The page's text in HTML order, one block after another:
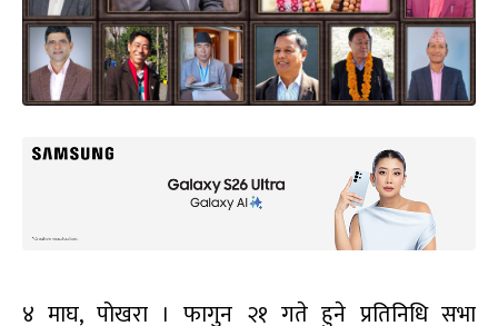
४ माघ, पोखरा । फागुन २१ गते हुने प्रतिनिधि सभा